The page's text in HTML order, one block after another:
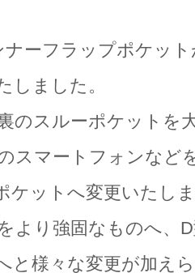
ナーフラップポケッ
しました。
のスルーポケットを
スマートフォンなど
ケットへ変更いたし
より強固なものへ、
と様々な変更が加え